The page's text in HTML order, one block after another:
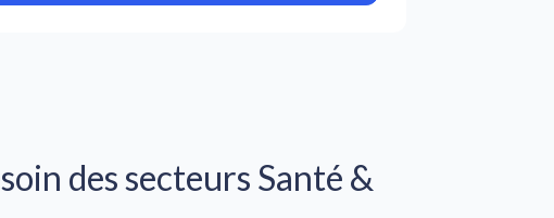
des secteurs Santé &